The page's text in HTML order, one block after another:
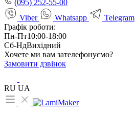
(095) 252-55-00
Viber
Whatsapp
Telegram
Графік роботи:
Пн-Пт10:00-18:00
Сб-НдВихідний
Хочете ми вам зателефонуємо?
Замовити дзвінок
RU UA